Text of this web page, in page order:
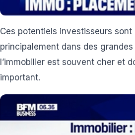
Ces potentiels investisseurs
principalement dans des
l’immobilier est souvent cher et
important.